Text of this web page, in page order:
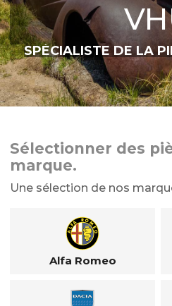
SPÉCIALISTE DE LA
Sélectionner des
marque.
Une sélection de nos
Alfa Romeo